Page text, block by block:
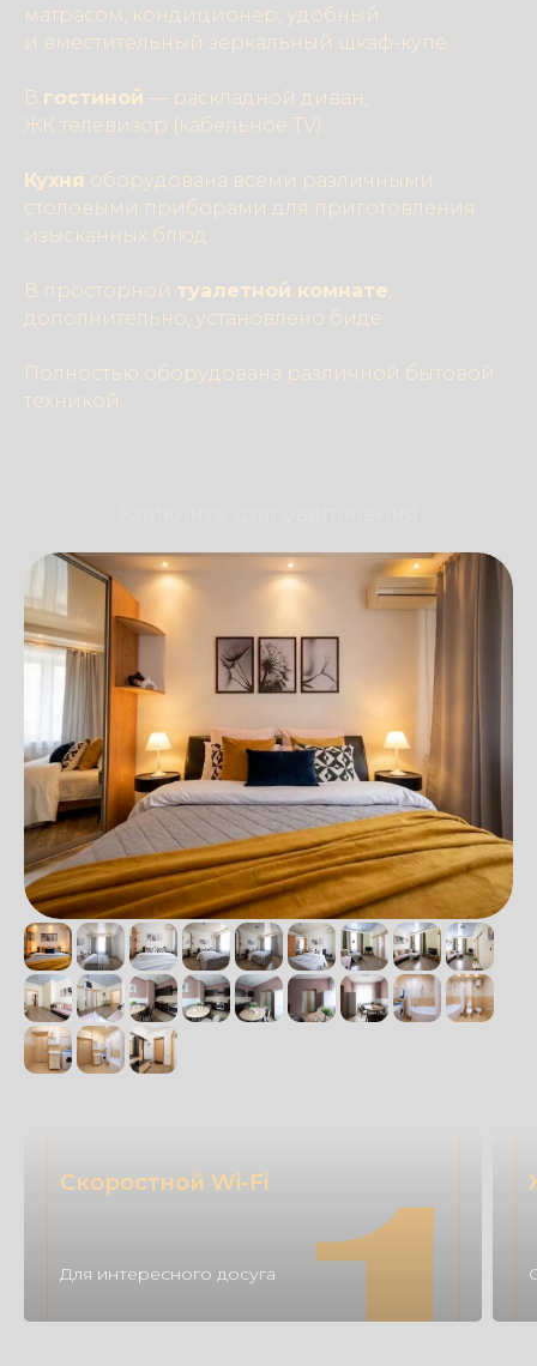
матрасом, кондиционер, удобный
и вместительный зеркальный шкаф-купе.
В гостиной — раскладной диван,
ЖК телевизор (кабельное TV).
Кухня оборудована всеми различными
столовыми приборами для приготовления
изысканных блюд.
В просторной туалетной комнате,
дополнительно, установлено биде.
Полностью оборудована различной бытовой
техникой.
Скоростной Wi-Fi
Для интересного досуга